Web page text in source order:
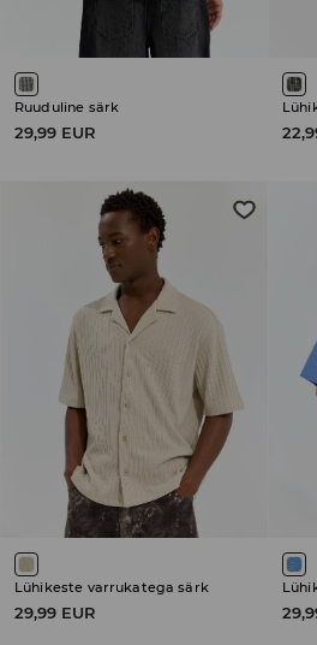
Ruuduline särk
29,99 EUR
Lühikeste varrukatega särk
29,99 EUR